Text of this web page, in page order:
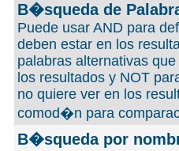
B�squeda de
Puede usar AND para
deben estar en los
palabras alternativas
los resultados y NOT
no quiere ver en los
comod�n para
B�squeda por